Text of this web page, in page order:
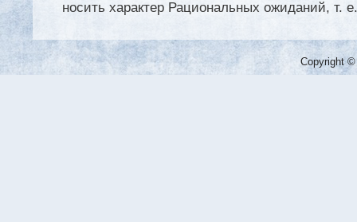
носить характер Рациональных ожиданий, т.
Copyright ©